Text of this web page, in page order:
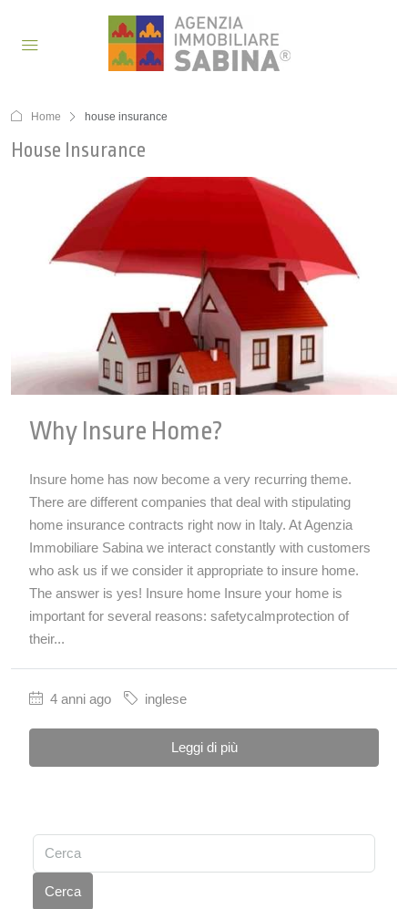
Home house insurance
House Insurance
Why Insure Home?
Insure home has now become a very recurring theme.
There are different companies that deal with stipulating
home insurance contracts right now in Italy. At Agenzia
Immobiliare Sabina we interact constantly with customers
who ask us if we consider it appropriate to insure home.
The answer is yes! Insure home Insure your home is
important for several reasons: safetycalmprotection of
their...
4 anni ago inglese
Leggi di più
Cerca